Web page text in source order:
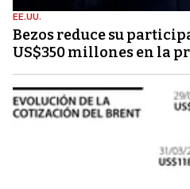
EE.UU.
Bezos reduce su
US$350 millones en la